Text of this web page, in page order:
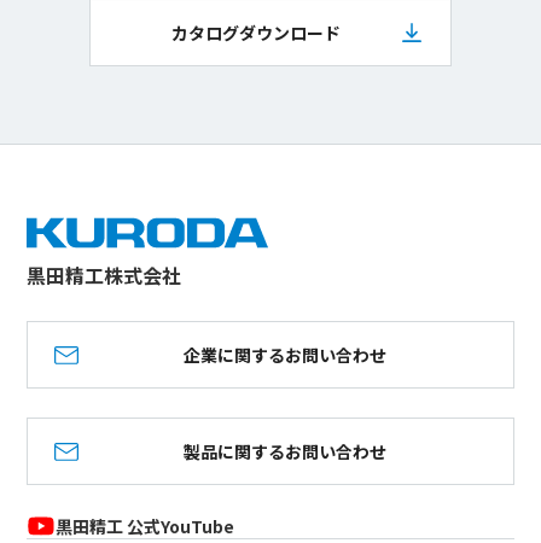
カタログダウンロード
黒田精工株式会社
企業に関するお問い合わせ
製品に関するお問い合わせ
黒田精工 公式YouTube